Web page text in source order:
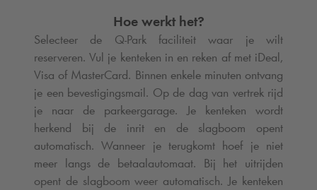
Hoe werkt het?
Selecteer de Q-Parkfaciliteit waar je wilt
reserveren. Vul je kenteken in en reken af met iDeal,
Visa of MasterCard. Binnen enkele minuten ontvang
je een bevestigingsmail. Op de dag van vertrek rijd
je naar de parkeergarage. Je kenteken wordt
herkend bij de inrit en de slagboom opent
automatisch. Wanneer je terugkomt hoef je niet
meer langs de betaalautomaat. Bij het uitrijden
opent de slagboom weer automatisch. Je kenteken